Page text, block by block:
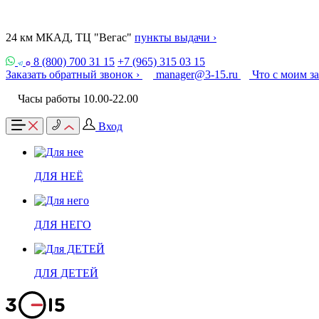
24 км МКАД, ТЦ "Вегас" пункты выдачи ›
8 (800) 700 31 15 +7 (965) 315 03 15
Заказать обратный звонок ›
manager@3-15.ru
Что с моим
Часы работы 10.00-22.00
Вход
ДЛЯ НЕЁ
ДЛЯ НЕГО
ДЛЯ ДЕТЕЙ